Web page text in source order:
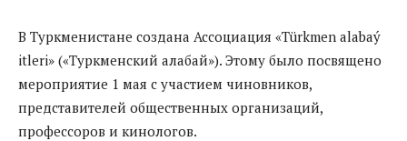
В Туркменистане создана Ассоциация «Türkmen alabaý
itleri» («Туркменский алабай»). Этому было посвящено
мероприятие 1 мая с участием чиновников,
представителей общественных организаций,
профессоров и кинологов.